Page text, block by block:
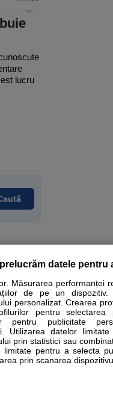
lucru
si educational. Ele nu pot
sa consultati fie medicul
Pentru pacient
datele pentru
Măsurarea performanței
de pe un dispozitiv.
personalizat. Crearea
pentru selectarea
pentru publicitate
Utilizarea datelor
prin statistici sau
pentru a selecta
prin scanarea